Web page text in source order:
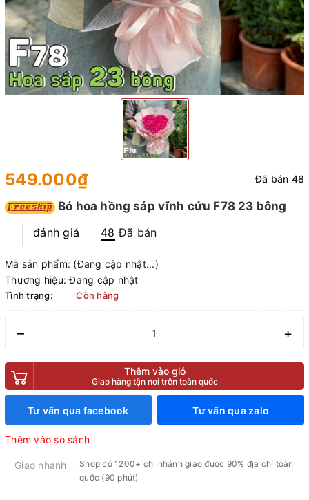
549.000₫ Đã bán 48
Bó hoa hồng sáp vĩnh cửu F78 23 bông
đánh giá
48 Đã bán
Mã sản phẩm: (Đang cập nhật...)
Thương hiệu: Đang cập nhật
Tình trạng: Còn hàng
– +
Thêm vào giỏ
Giao hàng tận nơi trên toàn quốc
Tư vấn qua facebook Tư vấn qua zalo
Thêm vào so sánh
Giao nhanh
Shop có 1200+ chi nhánh giao được 90% địa chỉ toàn
quốc (90 phút)